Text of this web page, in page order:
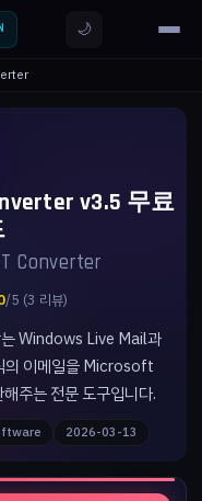
🌙
v3.5 무료
Converter
/5 (3 리뷰)
Windows Live Mail과
의 이메일을 Microsoft
주는 전문 도구입니다.
2026-03-13